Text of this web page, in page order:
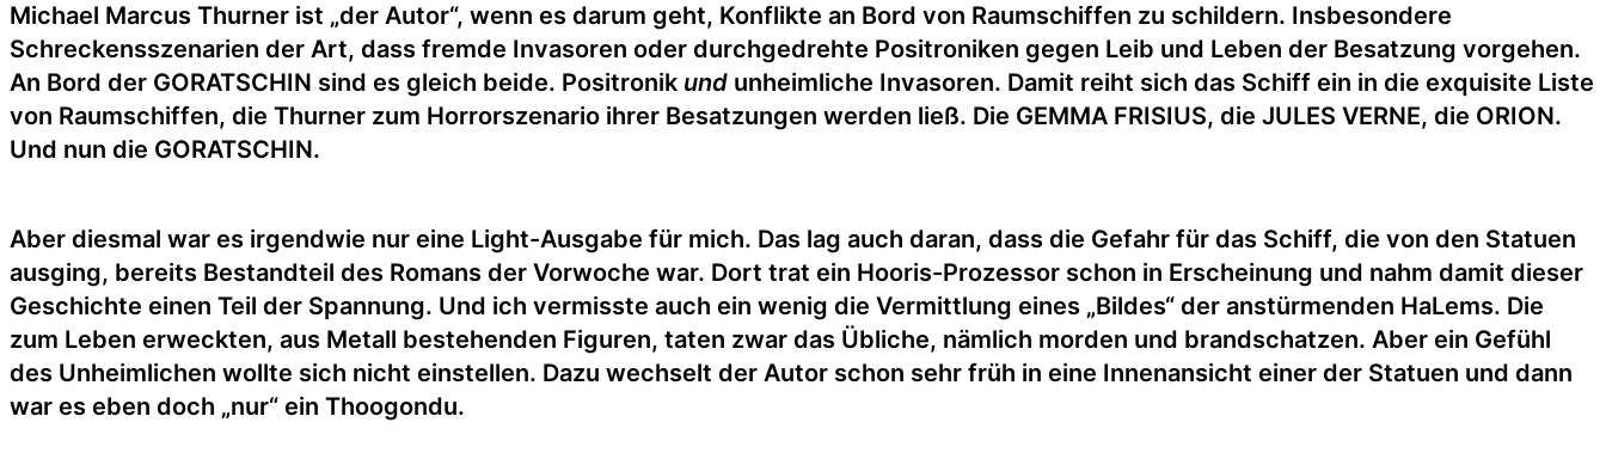
Michael Marcus Thurner ist „der Autor“, wenn es darum geht, Konflikte an Bord von Raumschiffen zu schildern. Insbesondere
Schreckensszenarien der Art, dass fremde Invasoren oder durchgedrehte Positroniken gegen Leib und Leben der Besatzung vorgehen.
An Bord der GORATSCHIN sind es gleich beide. Positronik und unheimliche Invasoren. Damit reiht sich das Schiff ein in die exquisite Liste
von Raumschiffen, die Thurner zum Horrorszenario ihrer Besatzungen werden ließ. Die GEMMA FRISIUS, die JULES VERNE, die ORION.
Und nun die GORATSCHIN.
Aber diesmal war es irgendwie nur eine Light-Ausgabe für mich. Das lag auch daran, dass die Gefahr für das Schiff, die von den Statuen
ausging, bereits Bestandteil des Romans der Vorwoche war. Dort trat ein Hooris-Prozessor schon in Erscheinung und nahm damit dieser
Geschichte einen Teil der Spannung. Und ich vermisste auch ein wenig die Vermittlung eines „Bildes“ der anstürmenden HaLems. Die
zum Leben erweckten, aus Metall bestehenden Figuren, taten zwar das Übliche, nämlich morden und brandschatzen. Aber ein Gefühl
des Unheimlichen wollte sich nicht einstellen. Dazu wechselt der Autor schon sehr früh in eine Innenansicht einer der Statuen und dann
war es eben doch „nur“ ein Thoogondu.